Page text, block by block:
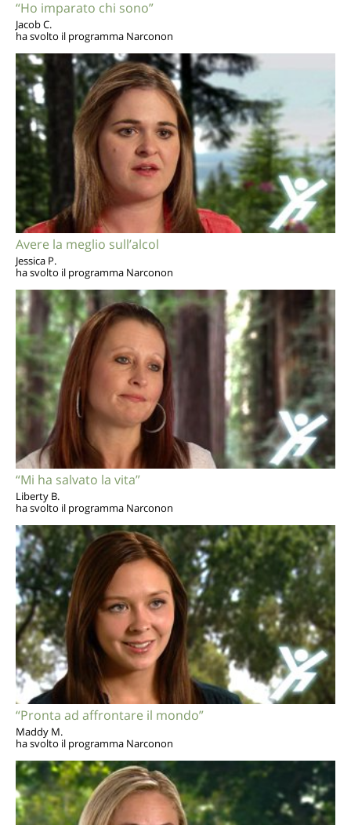
“Ho imparato chi sono”
Jacob C.
ha svolto il programma Narconon
Avere la meglio sull’alcol
Jessica P.
ha svolto il programma Narconon
“Mi ha salvato la vita”
Liberty B.
ha svolto il programma Narconon
“Pronta ad affrontare il mondo”
Maddy M.
ha svolto il programma Narconon